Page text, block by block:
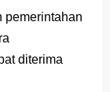
pemerintahan
diterima